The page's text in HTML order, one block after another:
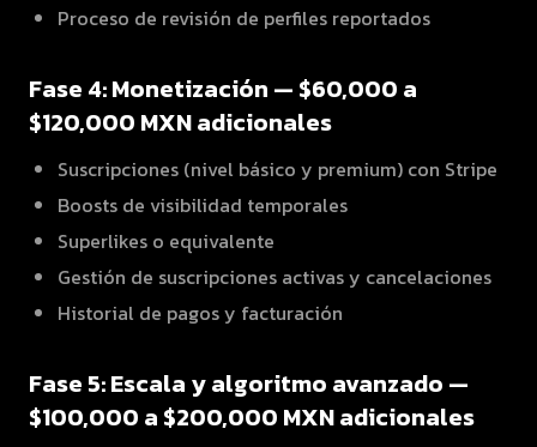
Proceso de revisión de perfiles reportados
Fase 4: Monetización — $60,000 a
$120,000 MXN adicionales
Suscripciones (nivel básico y premium) con Stripe
Boosts de visibilidad temporales
Superlikes o equivalente
Gestión de suscripciones activas y cancelaciones
Historial de pagos y facturación
Fase 5: Escala y algoritmo avanzado —
$100,000 a $200,000 MXN adicionales